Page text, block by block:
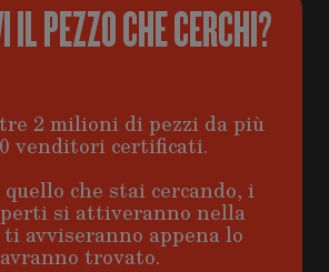
IL PEZZO CHE CERCHI?
2 milioni di pezzi da più
venditori certificati.
che stai cercando, i
si attiveranno nella
ti avviseranno appena lo
avranno trovato.